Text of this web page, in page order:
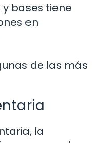
bases tiene
en
de las más
la